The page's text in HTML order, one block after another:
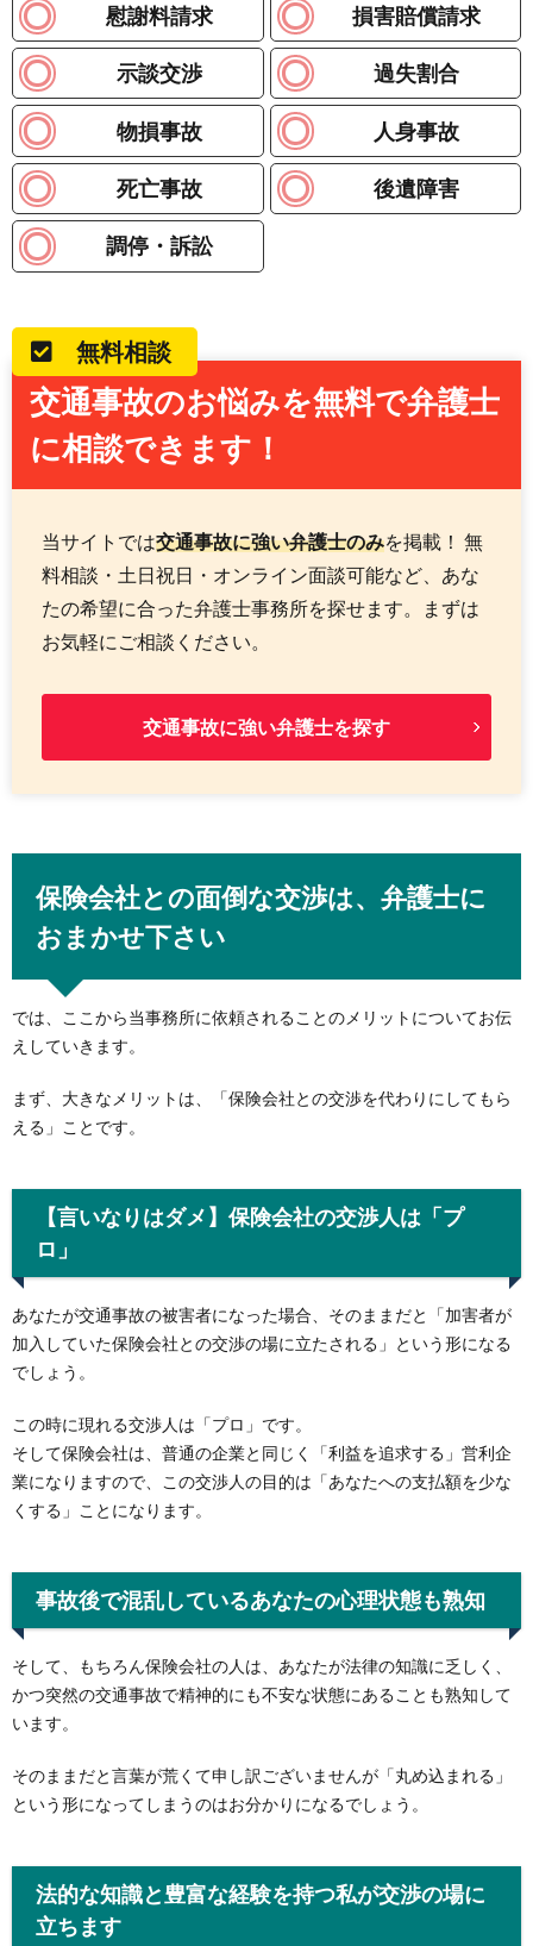
慰謝料請求 損害賠償請求
示談交渉 過失割合
物損事故 人身事故
死亡事故 後遺障害
調停・訴訟
無料相談
交通事故のお悩みを無料で弁護士
に相談できます！
当サイトでは交通事故に強い弁護士のみを掲載！ 無
料相談・土日祝日・オンライン面談可能など、あな
たの希望に合った弁護士事務所を探せます。まずは
お気軽にご相談ください。
交通事故に強い弁護士を探す
保険会社との面倒な交渉は、弁護士に
おまかせ下さい
では、ここから当事務所に依頼されることのメリットについてお伝
えしていきます。
まず、大きなメリットは、「保険会社との交渉を代わりにしてもら
える」ことです。
【言いなりはダメ】保険会社の交渉人は「プ
ロ」
あなたが交通事故の被害者になった場合、そのままだと「加害者が
加入していた保険会社との交渉の場に立たされる」という形になる
でしょう。
この時に現れる交渉人は「プロ」です。
そして保険会社は、普通の企業と同じく「利益を追求する」営利企
業になりますので、この交渉人の目的は「あなたへの支払額を少な
くする」ことになります。
事故後で混乱しているあなたの心理状態も熟知
そして、もちろん保険会社の人は、あなたが法律の知識に乏しく、
かつ突然の交通事故で精神的にも不安な状態にあることも熟知して
います。
そのままだと言葉が荒くて申し訳ございませんが「丸め込まれる」
という形になってしまうのはお分かりになるでしょう。
法的な知識と豊富な経験を持つ私が交渉の場に
立ちます